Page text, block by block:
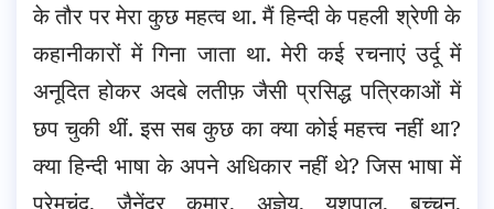
के तौर पर मेरा कुछ महत्व था. मैं हिन्दी के पहली श्रेणी के
कहानीकारों में गिना जाता था. मेरी कई रचनाएं उर्दू में
अनूदित होकर अदबे लतीफ़ जैसी प्रसिद्ध पत्रिकाओं में
छप चुकी थीं. इस सब कुछ का क्या कोई महत्त्व नहीं था?
क्या हिन्दी भाषा के अपने अधिकार नहीं थे? जिस भाषा में